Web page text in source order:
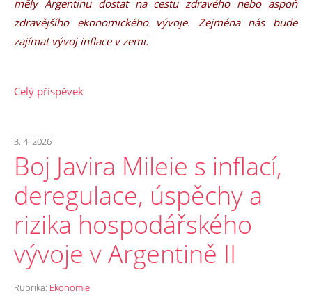
měly Argentinu dostat na cestu zdravého nebo aspoň
zdravějšího ekonomického vývoje. Zejména nás bude
zajímat vývoj inflace v zemi.
Celý příspěvek
3. 4. 2026
Boj Javira Mileie s inflací,
deregulace, úspěchy a
rizika hospodářského
vývoje v Argentině II
Rubrika: Ekonomie